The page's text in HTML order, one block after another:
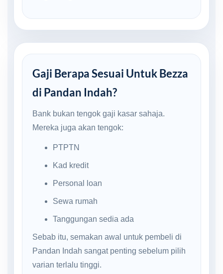
Gaji Berapa Sesuai Untuk Bezza
di Pandan Indah?
Bank bukan tengok gaji kasar sahaja.
Mereka juga akan tengok:
PTPTN
Kad kredit
Personal loan
Sewa rumah
Tanggungan sedia ada
Sebab itu, semakan awal untuk pembeli di
Pandan Indah sangat penting sebelum pilih
varian terlalu tinggi.